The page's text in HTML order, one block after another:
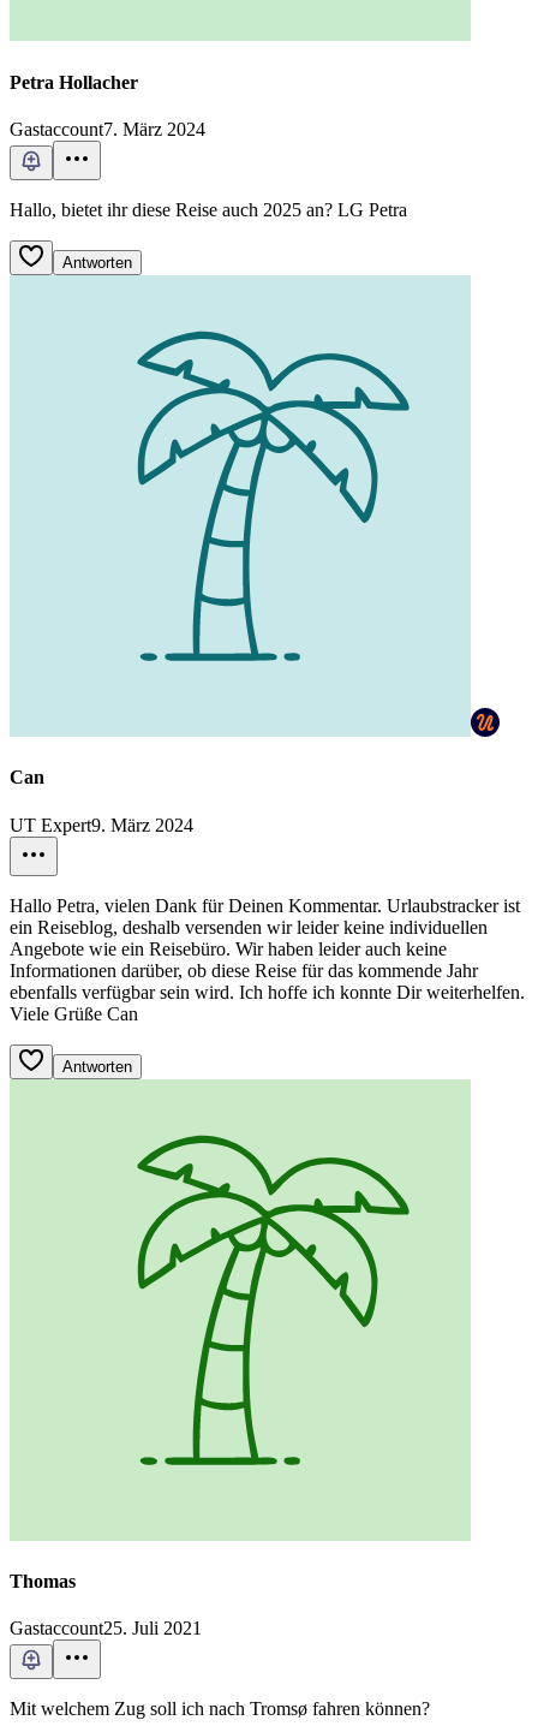
Petra Hollacher
Gastaccount7. März 2024
Hallo, bietet ihr diese Reise auch 2025 an? LG Petra
Antworten
Can
UT Expert9. März 2024
Hallo Petra, vielen Dank für Deinen Kommentar. Urlaubstracker ist
ein Reiseblog, deshalb versenden wir leider keine individuellen
Angebote wie ein Reisebüro. Wir haben leider auch keine
Informationen darüber, ob diese Reise für das kommende Jahr
ebenfalls verfügbar sein wird. Ich hoffe ich konnte Dir weiterhelfen.
Viele Grüße Can
Antworten
Thomas
Gastaccount25. Juli 2021
Mit welchem Zug soll ich nach Tromsø fahren können?